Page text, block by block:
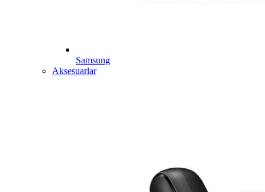
Samsung
Aksesuarlar